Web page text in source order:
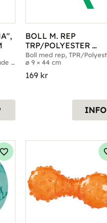
BOLL M. REP
TRP/POLYESTER
9X44CM
Boll med rep, TPR/
ø 9 × 44 cm
169kr
INFO
Lägg till i favoriter